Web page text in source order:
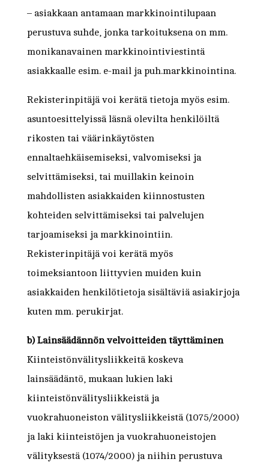
– asiakkaan antamaan markkinointilupaan
perustuva suhde, jonka tarkoituksena on mm.
monikanavainen markkinointiviestintä
asiakkaalle esim. e-mail ja puh.markkinointina.
Rekisterinpitäjä voi kerätä tietoja myös esim.
asuntoesittelyissä läsnä olevilta henkilöiltä
rikosten tai väärinkäytösten
ennaltaehkäisemiseksi, valvomiseksi ja
selvittämiseksi, tai muillakin keinoin
mahdollisten asiakkaiden kiinnostusten
kohteiden selvittämiseksi tai palvelujen
tarjoamiseksi ja markkinointiin.
Rekisterinpitäjä voi kerätä myös
toimeksiantoon liittyvien muiden kuin
asiakkaiden henkilötietoja sisältäviä asiakirjoja
kuten mm. perukirjat.
b) Lainsäädännön velvoitteiden täyttäminen
Kiinteistönvälitysliikkeitä koskeva
lainsäädäntö, mukaan lukien laki
kiinteistönvälitysliikkeistä ja
vuokrahuoneiston välitysliikkeistä (1075/2000)
ja laki kiinteistöjen ja vuokrahuoneistojen
välityksestä (1074/2000) ja niihin perustuva